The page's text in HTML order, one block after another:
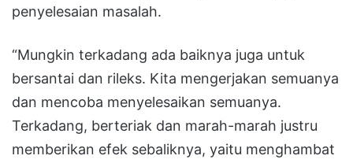
penyelesaian masalah.
“Mungkin terkadang ada baiknya juga untuk
bersantai dan rileks. Kita mengerjakan semuanya
dan mencoba menyelesaikan semuanya.
Terkadang, berteriak dan marah-marah justru
memberikan efek sebaliknya, yaitu menghambat